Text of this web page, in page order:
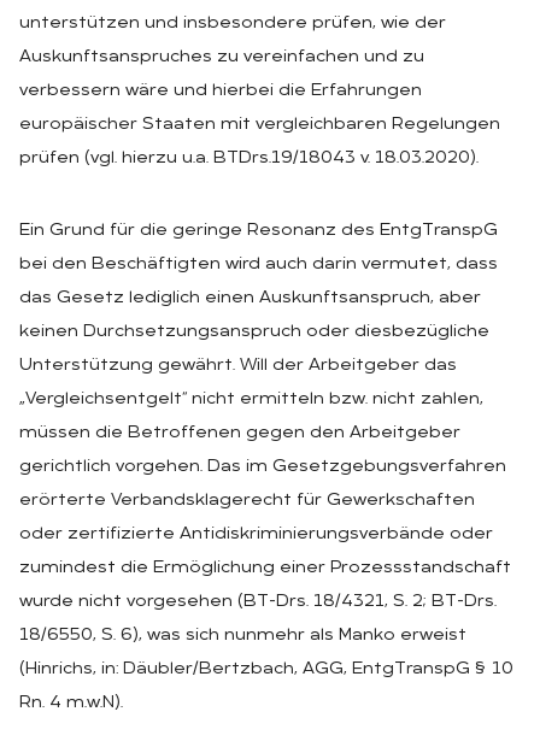
unterstützen und insbesondere prüfen, wie der
Auskunftsanspruches zu vereinfachen und zu
verbessern wäre und hierbei die Erfahrungen
europäischer Staaten mit vergleichbaren Regelungen
prüfen (vgl. hierzu u.a. BTDrs.19/18043 v. 18.03.2020).
Ein Grund für die geringe Resonanz des EntgTranspG
bei den Beschäftigten wird auch darin vermutet, dass
das Gesetz lediglich einen Auskunftsanspruch, aber
keinen Durchsetzungsanspruch oder diesbezügliche
Unterstützung gewährt. Will der Arbeitgeber das
„Vergleichsentgelt“ nicht ermitteln bzw. nicht zahlen,
müssen die Betroffenen gegen den Arbeitgeber
gerichtlich vorgehen. Das im Gesetzgebungsverfahren
erörterte Verbandsklagerecht für Gewerkschaften
oder zertifizierte Antidiskriminierungsverbände oder
zumindest die Ermöglichung einer Prozessstandschaft
wurde nicht vorgesehen (BT-Drs. 18/4321, S. 2; BT-Drs.
18/6550, S. 6), was sich nunmehr als Manko erweist
(Hinrichs, in: Däubler/Bertzbach, AGG, EntgTranspG § 10
Rn. 4 m.w.N).